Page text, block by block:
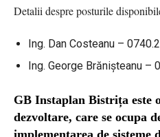
Detalii despre posturile
Ing. Dan Costeanu –
Ing. George Brănișteanu –
GB Instaplan Bistrița este
dezvoltare, care se ocupa
implementarea de sisteme